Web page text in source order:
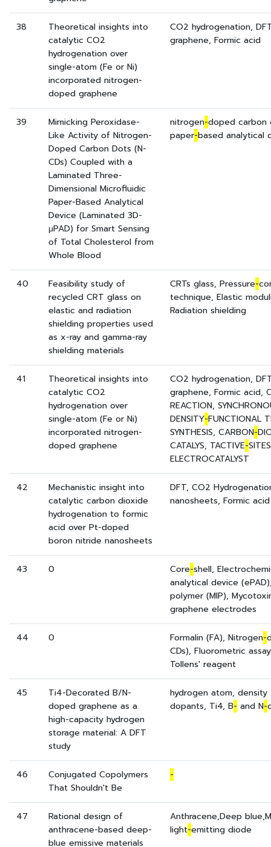
38
Theoretical insights into
catalytic CO2
hydrogenation over
single-atom (Fe or Ni)
incorporated nitrogen-
doped graphene
CO2 hydrogenation,
graphene, Formic acid
39
Mimicking Peroxidase-
Like Activity of Nitrogen-
Doped Carbon Dots (N-
CDs) Coupled with a
Laminated Three-
Dimensional Microfluidic
Paper-Based Analytical
Device (Laminated 3D-
μPAD) for Smart Sensing
of Total Cholesterol from
Whole Blood
nitrogen-doped carbon
paper-based analytical
40
Feasibility study of
recycled CRT glass on
elastic and radiation
shielding properties used
as x-ray and gamma-ray
shielding materials
CRTs glass, Pressure-
technique, Elastic
Radiation shielding
41
Theoretical insights into
catalytic CO2
hydrogenation over
single-atom (Fe or Ni)
incorporated nitrogen-
doped graphene
CO2 hydrogenation,
graphene, Formic acid,
REACTION,
DENSITY-FUNCTIONAL
SYNTHESIS, CARBON-
CATALYS, TACTIVE-
ELECTROCATALYST
42
Mechanistic insight into
catalytic carbon dioxide
hydrogenation to formic
acid over Pt-doped
boron nitride nanosheets
DFT, CO2
nanosheets, Formic acid
43 0 Core-shell,
analytical device
polymer (MIP),
graphene electrodes
44 0 Formalin (FA), Nitrogen-
CDs), Fluorometric
Tollens' reagent
45
Ti4-Decorated B/N-
doped graphene as a
high-capacity hydrogen
storage material: A DFT
study
hydrogen atom,
dopants, Ti4, B- and N-
46
Conjugated Copolymers
That Shouldn't Be
-
47
Rational design of
anthracene-based deep-
blue emissive materials
Anthracene,Deep
light-emitting diode